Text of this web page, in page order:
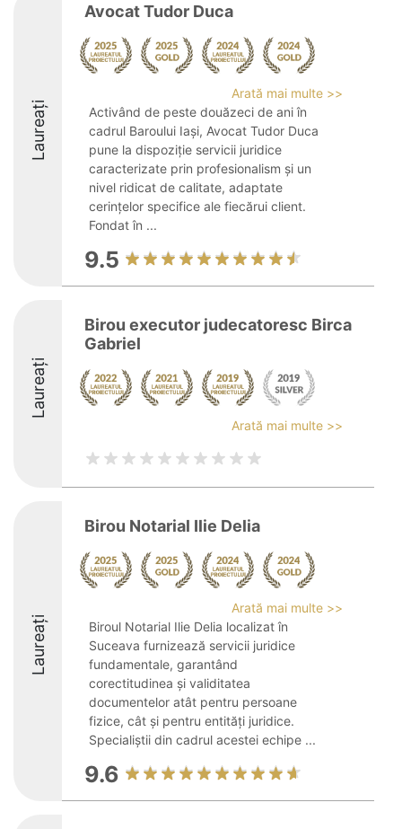
Laureați
Avocat Tudor Duca
Arată mai multe >>
Activând de peste douăzeci de ani în
cadrul Baroului Iași, Avocat Tudor Duca
pune la dispoziție servicii juridice
caracterizate prin profesionalism și un
nivel ridicat de calitate, adaptate
cerințelor specifice ale fiecărui client.
Fondat în ...
9.5
Laureați
Birou executor judecatoresc Birca
Gabriel
Arată mai multe >>
Laureați
Birou Notarial Ilie Delia
Arată mai multe >>
Biroul Notarial Ilie Delia localizat în
Suceava furnizează servicii juridice
fundamentale, garantând
corectitudinea și validitatea
documentelor atât pentru persoane
fizice, cât și pentru entități juridice.
Specialiștii din cadrul acestei echipe ...
9.6